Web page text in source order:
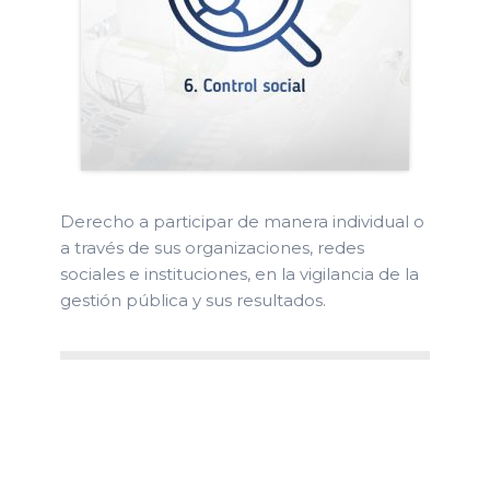
Derecho a participar de manera individual o
a través de sus organizaciones, redes
sociales e instituciones, en la vigilancia de la
gestión pública y sus resultados.